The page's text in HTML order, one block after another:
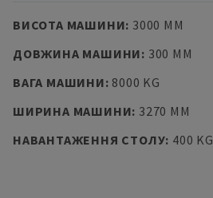
ВИСОТА МАШИНИ: 3000 MM
ДОВЖИНА МАШИНИ: 300 MM
ВАГА МАШИНИ: 8000 KG
ШИРИНА МАШИНИ: 3270 MM
НАВАНТАЖЕННЯ СТОЛУ: 400 KG